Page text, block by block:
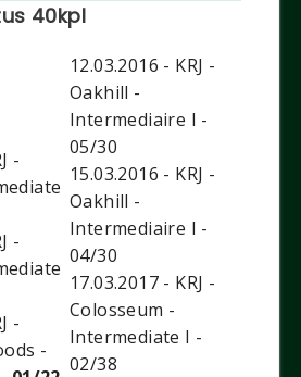
40kpl
-
-
-
-
12.03.2016 - KRJ -
Oakhill -
Intermediaire I -
05/30
15.03.2016 - KRJ -
Oakhill -
Intermediaire I -
04/30
17.03.2017 - KRJ -
Colosseum -
Intermediate I -
02/38